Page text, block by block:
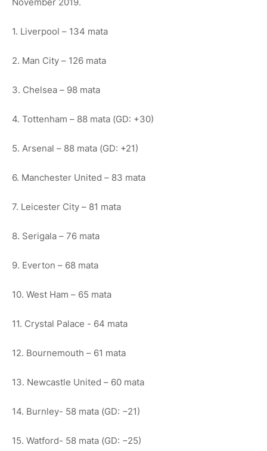
1. Liverpool – 134 mata
2. Man City – 126 mata
3. Chelsea – 98 mata
4. Tottenham – 88 mata (GD: +30)
5. Arsenal – 88 mata (GD: +21)
6. Manchester United – 83 mata
7. Leicester City – 81 mata
8. Serigala – 76 mata
9. Everton – 68 mata
10. West Ham – 65 mata
11. Crystal Palace - 64 mata
12. Bournemouth – 61 mata
13. Newcastle United – 60 mata
14. Burnley- 58 mata (GD: −21)
15. Watford- 58 mata (GD: −25)